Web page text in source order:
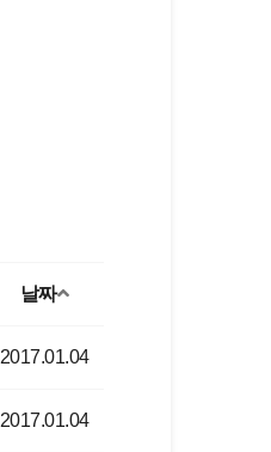
날짜
2017.01.04
2017.01.04